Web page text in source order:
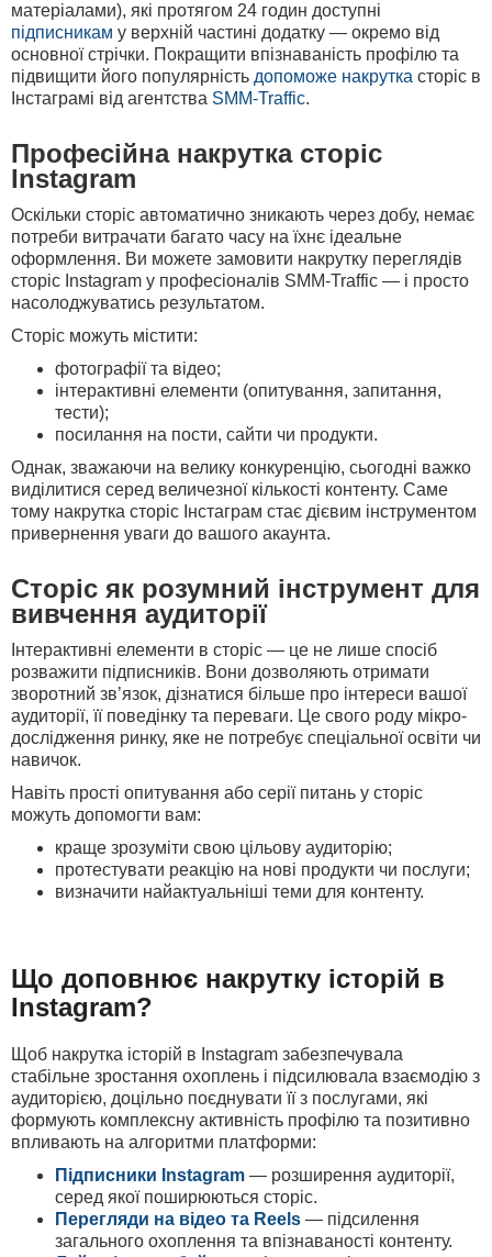
матеріалами), які протягом 24 годин доступні
підписникам у верхній частині додатку — окремо від
основної стрічки. Покращити впізнаваність профілю та
підвищити його популярність допоможе накрутка сторіс в
Інстаграмі від агентства SMM-Traffic.
Професійна накрутка сторіс
Instagram
Оскільки сторіс автоматично зникають через добу, немає
потреби витрачати багато часу на їхнє ідеальне
оформлення. Ви можете замовити накрутку переглядів
сторіс Instagram у професіоналів SMM-Traffic — і просто
насолоджуватись результатом.
Сторіс можуть містити:
фотографії та відео;
інтерактивні елементи (опитування, запитання,
тести);
посилання на пости, сайти чи продукти.
Однак, зважаючи на велику конкуренцію, сьогодні важко
виділитися серед величезної кількості контенту. Саме
тому накрутка сторіс Інстаграм стає дієвим інструментом
привернення уваги до вашого акаунта.
Сторіс як розумний інструмент для
вивчення аудиторії
Інтерактивні елементи в сторіс — це не лише спосіб
розважити підписників. Вони дозволяють отримати
зворотний зв’язок, дізнатися більше про інтереси вашої
аудиторії, її поведінку та переваги. Це свого роду мікро-
дослідження ринку, яке не потребує спеціальної освіти чи
навичок.
Навіть прості опитування або серії питань у сторіс
можуть допомогти вам:
краще зрозуміти свою цільову аудиторію;
протестувати реакцію на нові продукти чи послуги;
визначити найактуальніші теми для контенту.
Що доповнює накрутку історій в
Instagram?
Щоб накрутка історій в Instagram забезпечувала
стабільне зростання охоплень і підсилювала взаємодію з
аудиторією, доцільно поєднувати її з послугами, які
формують комплексну активність профілю та позитивно
впливають на алгоритми платформи:
Підписники Instagram — розширення аудиторії,
серед якої поширюються сторіс.
Перегляди на відео та Reels — підсилення
загального охоплення та впізнаваності контенту.